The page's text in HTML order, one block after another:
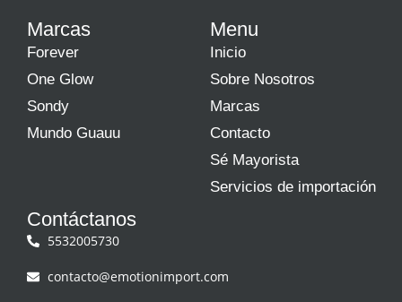
Marcas
Forever
One Glow
Sondy
Mundo Guauu
Menu
Inicio
Sobre Nosotros
Marcas
Contacto
Sé Mayorista
Servicios de importación
Contáctanos
5532005730
contacto@emotionimport.com